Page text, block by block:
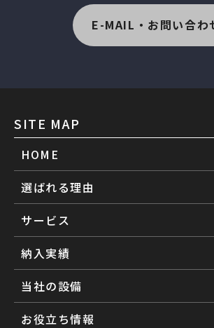
E-MAIL・お問い合わ
SITE MAP
HOME
選ばれる理由
サービス
納入実績
当社の設備
お役立ち情報